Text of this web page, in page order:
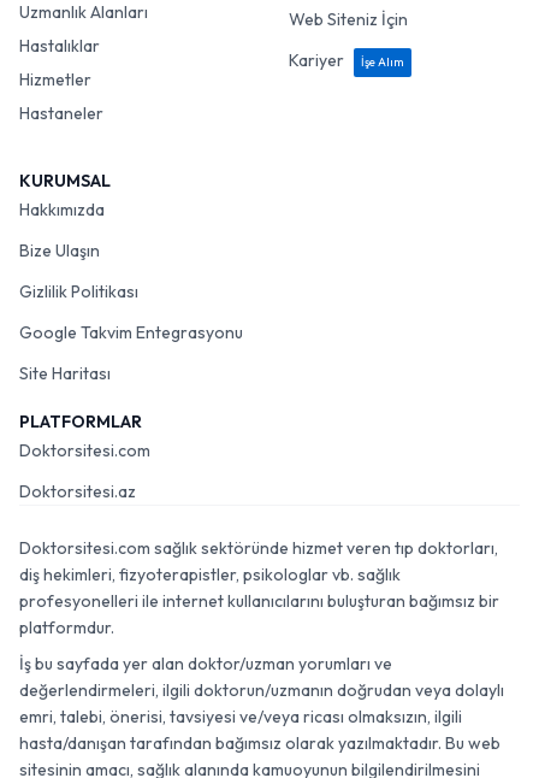
Uzmanlık Alanları
Hastalıklar
Hizmetler
Hastaneler
Web Siteniz İçin
Kariyer
İşe Alım
KURUMSAL
Hakkımızda
Bize Ulaşın
Gizlilik Politikası
Google Takvim Entegrasyonu
Site Haritası
PLATFORMLAR
Doktorsitesi.com
Doktorsitesi.az
Doktorsitesi.com sağlık sektöründe hizmet veren tıp doktorları,
diş hekimleri, fizyoterapistler, psikologlar vb. sağlık
profesyonelleri ile internet kullanıcılarını buluşturan bağımsız bir
platformdur.
İş bu sayfada yer alan doktor/uzman yorumları ve
değerlendirmeleri, ilgili doktorun/uzmanın doğrudan veya dolaylı
emri, talebi, önerisi, tavsiyesi ve/veya ricası olmaksızın, ilgili
hasta/danışan tarafından bağımsız olarak yazılmaktadır. Bu web
sitesinin amacı, sağlık alanında kamuoyunun bilgilendirilmesini